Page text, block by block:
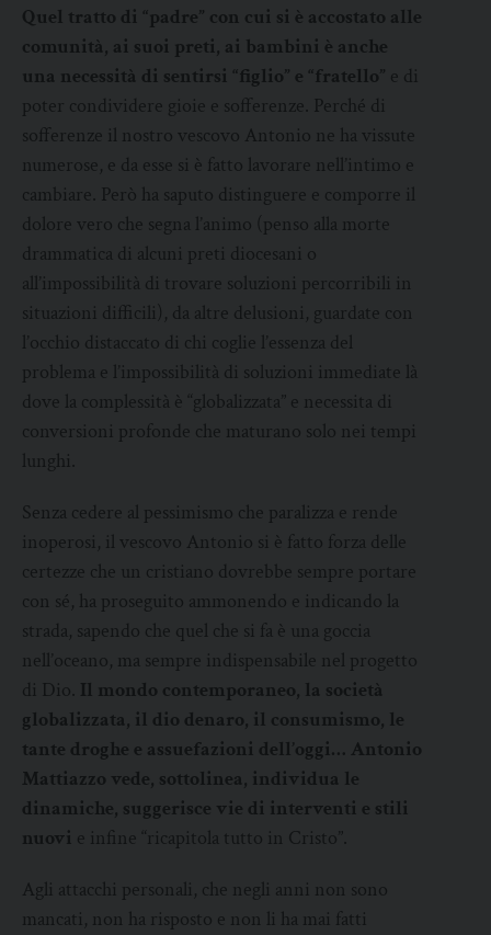
Quel tratto di “padre” con cui si è accostato alle
comunità, ai suoi preti, ai bambini è anche
una necessità di sentirsi “figlio” e “fratello” e di
poter condividere gioie e sofferenze. Perché di
sofferenze il nostro vescovo Antonio ne ha vissute
numerose, e da esse si è fatto lavorare nell’intimo e
cambiare. Però ha saputo distinguere e comporre il
dolore vero che segna l’animo (penso alla morte
drammatica di alcuni preti diocesani o
all’impossibilità di trovare soluzioni percorribili in
situazioni difficili), da altre delusioni, guardate con
l’occhio distaccato di chi coglie l’essenza del
problema e l’impossibilità di soluzioni immediate là
dove la complessità è “globalizzata” e necessita di
conversioni profonde che maturano solo nei tempi
lunghi.
Senza cedere al pessimismo che paralizza e rende
inoperosi, il vescovo Antonio si è fatto forza delle
certezze che un cristiano dovrebbe sempre portare
con sé, ha proseguito ammonendo e indicando la
strada, sapendo che quel che si fa è una goccia
nell’oceano, ma sempre indispensabile nel progetto
di Dio. Il mondo contemporaneo, la società
globalizzata, il dio denaro, il consumismo, le
tante droghe e assuefazioni dell’oggi… Antonio
Mattiazzo vede, sottolinea, individua le
dinamiche, suggerisce vie di interventi e stili
nuovi e infine “ricapitola tutto in Cristo”.
Agli attacchi personali, che negli anni non sono
mancati, non ha risposto e non li ha mai fatti